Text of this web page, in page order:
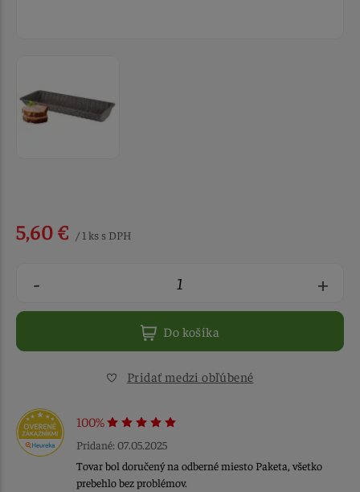
5,60 € / 1 ks s DPH
- +
Do košíka
Pridať medzi obľúbené
100%
Pridané: 07.05.2025
Tovar bol doručený na odberné miesto Paketa, všetko
prebehlo bez problémov.